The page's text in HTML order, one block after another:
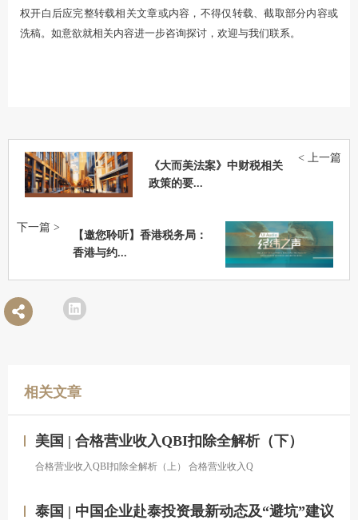
权开白后应完整转载相关文章或内容，不得仅转载、截取部分内容或
洗稿。如意欲就相关内容进一步咨询探讨，欢迎与我们联系。
《大而美法案》中财税相关
政策的要...
< 上一篇
【邀您聆听】香港税务局：
香港与约...
下一篇 >
相关文章
美国 | 合格营业收入QBI扣除全解析（下）
合格营业收入QBI扣除全解析（上） 合格营业收入Q
泰国 | 中国企业赴泰投资最新动态及“避坑”建议